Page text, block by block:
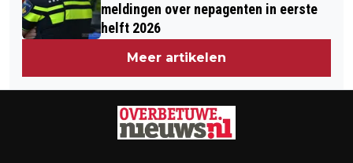
meldingen over nepagenten in eerste
helft 2026
Meer artikelen